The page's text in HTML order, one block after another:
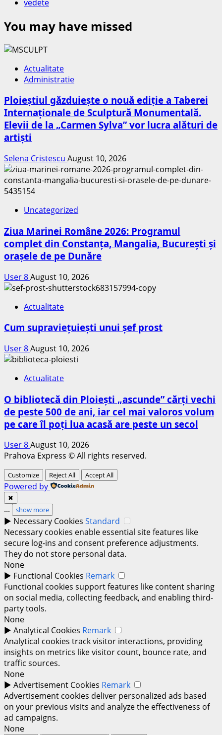
vedete
You may have missed
Actualitate
Administratie
Ploieștiul găzduiește o nouă ediție a Taberei
Internaționale de Sculptură Monumentală.
Elevii de la „Carmen Sylva” vor lucra alături de
artiști
Selena Cristescu August 10, 2026
Uncategorized
Ziua Marinei Române 2026: Programul
complet din Constanța, Mangalia, București și
orașele de pe Dunăre
User 8August 10, 2026
Actualitate
Cum supraviețuiești unui șef prost
User 8August 10, 2026
Actualitate
O bibliotecă din Ploiești „ascunde” cărți vechi
de peste 500 de ani, iar cel mai valoros volum
pe care îl poți lua acasă are peste un secol
User 8August 10, 2026
Prahova Express © All rights reserved.
Customize Reject All Accept All
Powered by
✖
... show more
► Necessary Cookies Standard
Necessary cookies enable essential site features like
secure log-ins and consent preference adjustments.
They do not store personal data.
None
► Functional Cookies Remark
Functional cookies support features like content sharing
on social media, collecting feedback, and enabling third-
party tools.
None
► Analytical Cookies Remark
Analytical cookies track visitor interactions, providing
insights on metrics like visitor count, bounce rate, and
traffic sources.
None
► Advertisement Cookies Remark
Advertisement cookies deliver personalized ads based
on your previous visits and analyze the effectiveness of
ad campaigns.
None